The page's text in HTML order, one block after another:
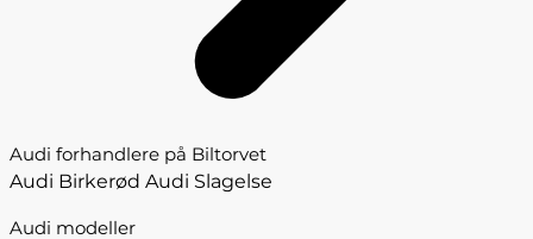
Audi forhandlere på Biltorvet
Audi Birkerød Audi Slagelse
Audi modeller